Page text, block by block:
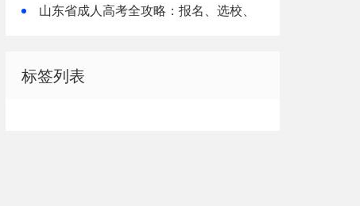
山东省成人高考全攻略：报名、选校、
标签列表